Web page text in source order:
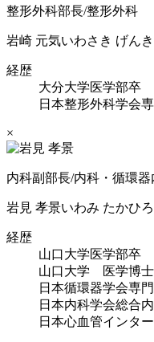
整形外科部長/整形外科
岩崎 元気いわさき げんき
経歴
大分大学医学部卒
日本整形外科学会
×
内科副部長/内科・循環器
岩見 孝景いわみ たかひろ
経歴
山口大学医学部卒
山口大学 医学博士
日本循環器学会専
日本内科学会総合
日本心血管インタ